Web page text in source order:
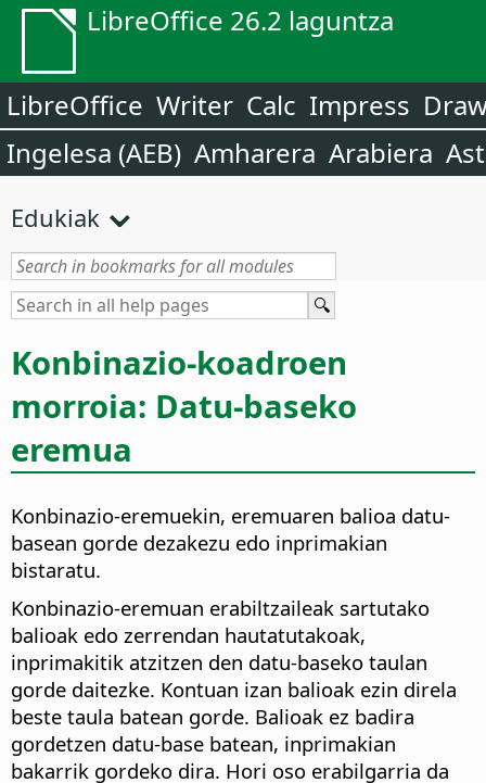
LibreOffice 26.2 laguntza
LibreOffice Writer Calc Impress
Ingelesa (AEB) Amharera Arabiera
Edukiak
Konbinazio-koadroen
morroia: Datu-baseko
eremua
Konbinazio-eremuekin, eremuaren balioa datu-
basean gorde dezakezu edo inprimakian
bistaratu.
Konbinazio-eremuan erabiltzaileak sartutako
balioak edo zerrendan hautatutakoak,
inprimakitik atzitzen den datu-baseko taulan
gorde daitezke. Kontuan izan balioak ezin direla
beste taula batean gorde. Balioak ez badira
gordetzen datu-base batean, inprimakian
bakarrik gordeko dira. Hori oso erabilgarria da